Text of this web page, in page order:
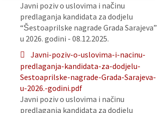
Javni poziv o uslovima i načinu
predlaganja kandidata za dodjelu
“Šestoaprilske nagrade Grada Sarajeva”
u 2026. godini - 08.12.2025.
Javni-poziv-o-uslovima-i-nacinu-
predlaganja-kandidata-za-dodjelu-
Sestoaprilske-nagrade-Grada-Sarajeva-
u-2026.-godini.pdf
Javni poziv o uslovima i načinu
predlaganja kandidata za dodjelu